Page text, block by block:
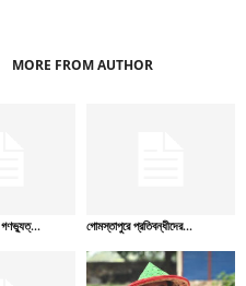
MORE FROM AUTHOR
গণভ্যুত্... গোমস্তাপুরে প্রতিবন্ধীদের...